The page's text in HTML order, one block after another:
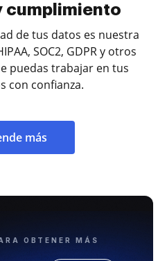
cumplimiento
de tus datos es nuestra
SOC2, GDPR y otros
puedas trabajar en tus
con confianza.
más
OBTENER MÁS